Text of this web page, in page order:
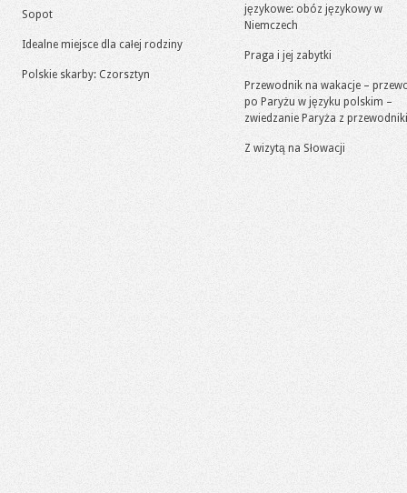
Sopot
Idealne miejsce dla całej rodziny
Polskie skarby: Czorsztyn
językowe: obóz językowy w
Niemczech
Praga i jej zabytki
Przewodnik na wakacje –
po Paryżu w języku polskim –
zwiedzanie Paryża z
Z wizytą na Słowacji